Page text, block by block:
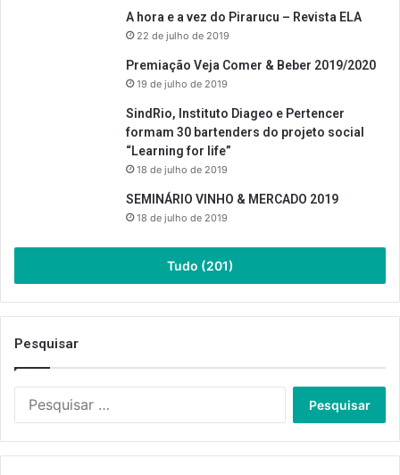
A hora e a vez do Pirarucu – Revista ELA
22 de julho de 2019
Premiação Veja Comer & Beber 2019/2020
19 de julho de 2019
SindRio, Instituto Diageo e Pertencer
formam 30 bartenders do projeto social
“Learning for life”
18 de julho de 2019
SEMINÁRIO VINHO & MERCADO 2019
18 de julho de 2019
Tudo (201)
Pesquisar